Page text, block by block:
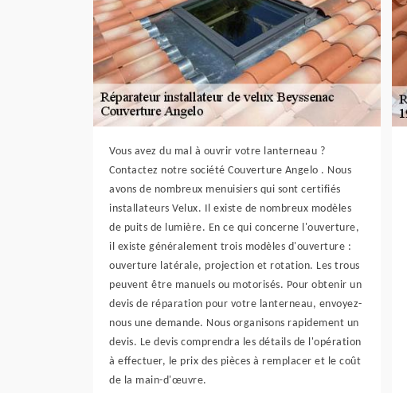
Vous avez du mal à ouvrir votre lanterneau ?
Contactez notre société Couverture Angelo . Nous
avons de nombreux menuisiers qui sont certifiés
installateurs Velux. Il existe de nombreux modèles
de puits de lumière. En ce qui concerne l'ouverture,
il existe généralement trois modèles d'ouverture :
ouverture latérale, projection et rotation. Les trous
peuvent être manuels ou motorisés. Pour obtenir un
devis de réparation pour votre lanterneau, envoyez-
nous une demande. Nous organisons rapidement un
devis. Le devis comprendra les détails de l'opération
à effectuer, le prix des pièces à remplacer et le coût
de la main-d'œuvre.